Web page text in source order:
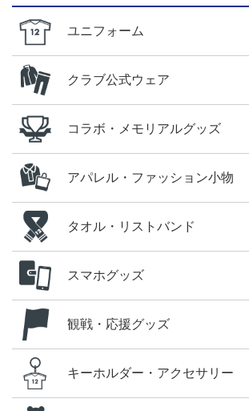
ユニフォーム
クラブ公式ウェア
コラボ・メモリアルグッズ
アパレル・ファッション小物
タオル・リストバンド
スマホグッズ
観戦・応援グッズ
キーホルダー・アクセサリー